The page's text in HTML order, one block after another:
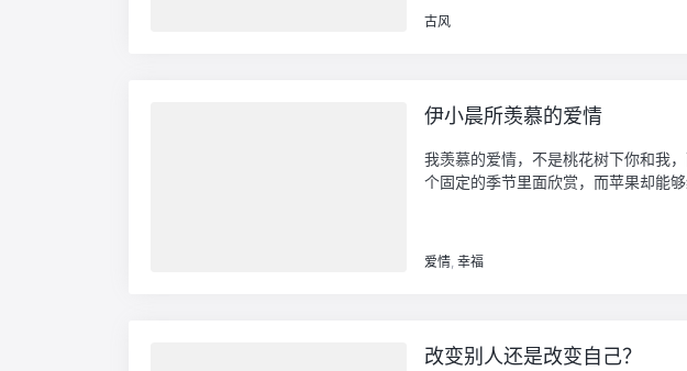
古风
伊小晨所羡慕的爱情
我羡慕的爱情，不是桃花树下你和我
个固定的季节里面欣赏，而苹果却能
爱情,幸福
改变别人还是改变自己？